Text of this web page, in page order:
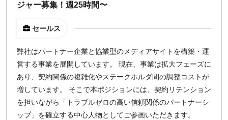
ジャー募集！週25時間〜
セールス
弊社はパートナー企業と協業型のメディアサイトを構築・運
営する事業を展開しています。 現在、事業は拡大フェーズに
あり、契約関係の複雑化やステークホルダ間の調整コストが
増しています。 そこで本ポジションには、契約リテンション
を担いながら「トラブルゼロの高い信頼関係のパートナーシ
ップ」を確立する中心人物としてご参画いただきます。